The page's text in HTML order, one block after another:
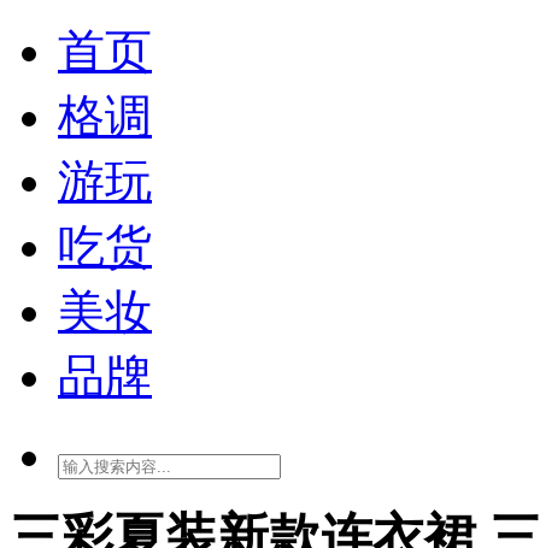
首页
格调
游玩
吃货
美妆
品牌